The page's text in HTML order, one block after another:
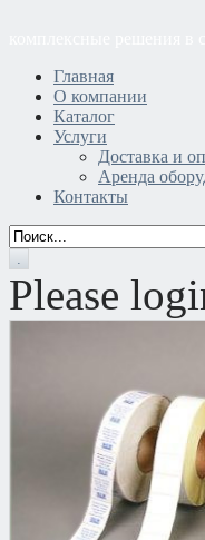
Главная
О компании
Каталог
Услуги
Доставка и
Аренда
Контакты
Please